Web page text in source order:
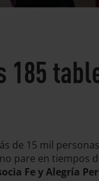
185
de 15 mil
pare en tiempos
Fe y Alegría